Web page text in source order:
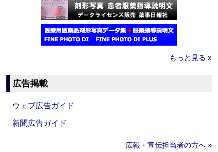
もっと見る »
広告掲載
ウェブ広告ガイド
新聞広告ガイド
広報・宣伝担当者の方へ »